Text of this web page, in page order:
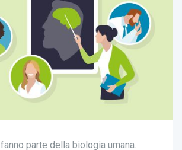
fanno parte della biologia umana.